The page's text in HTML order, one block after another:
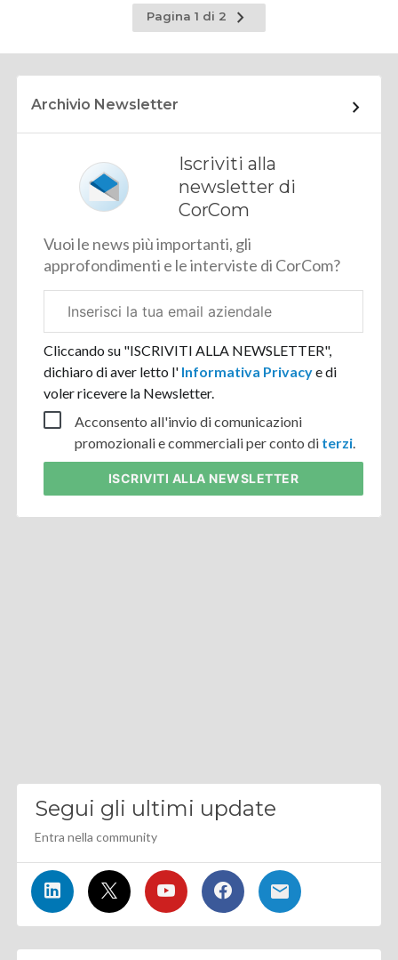
Pagina 1 di 2
Pagina
successiva
Archivio Newsletter
Iscriviti alla
newsletter di
CorCom
Vuoi le news più importanti, gli
approfondimenti e le interviste di CorCom?
aziendale
Cliccando su "ISCRIVITI ALLA NEWSLETTER",
dichiaro di aver letto l' Informativa Privacye di
voler ricevere la Newsletter.
Acconsento all'invio di comunicazioni
promozionali e commerciali per conto di terzi.
ISCRIVITI ALLA NEWSLETTER
Segui gli ultimi update
Entra nella community